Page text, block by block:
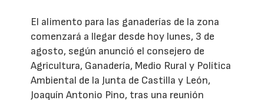
El alimento para las ganaderías de la zona
comenzará a llegar desde hoy lunes, 3 de
agosto, según anunció el consejero de
Agricultura, Ganadería, Medio Rural y Política
Ambiental de la Junta de Castilla y León,
Joaquín Antonio Pino, tras una reunión